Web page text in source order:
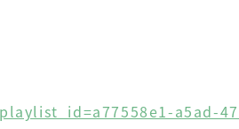
a5ad-